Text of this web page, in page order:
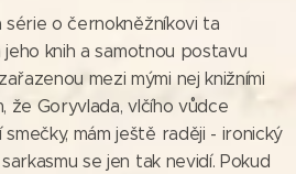
série o černokněžníkovi ta
knih a samotnou postavu
mezi mými nej knižními
že Goryvlada, vlčího vůdce
mám ještě raději - ironický
se jen tak nevidí. Pokud